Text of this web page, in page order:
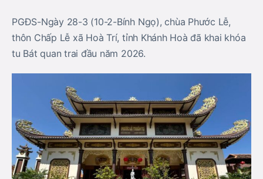
PGĐS-Ngày 28-3 (10-2-Bính Ngọ), chùa Phước Lễ,
thôn Chấp Lễ xã Hoà Trí, tỉnh Khánh Hoà đã khai khóa
tu Bát quan trai đầu năm 2026.